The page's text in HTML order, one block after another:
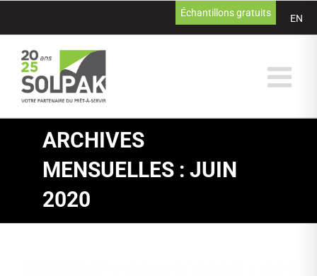
contenu
EN
Échantillons gratuits
ARCHIVES
MENSUELLES : JUIN
2020